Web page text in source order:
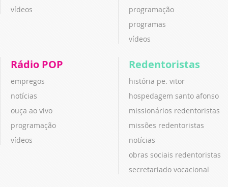
vídeos
programação
programas
vídeos
Rádio POP
empregos
notícias
ouça ao vivo
programação
vídeos
Redentoristas
história pe. vitor
hospedagem santo afonso
missionários redentoristas
missões redentoristas
notícias
obras sociais redentoristas
secretariado vocacional